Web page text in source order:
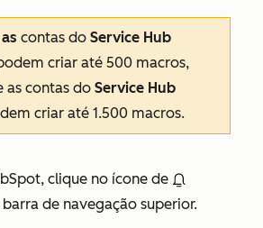
contas do Service Hub
criar até 500 macros,
as contas do Service Hub
criar até 1.500 macros.
clique no ícone de
barra de navegação superior.